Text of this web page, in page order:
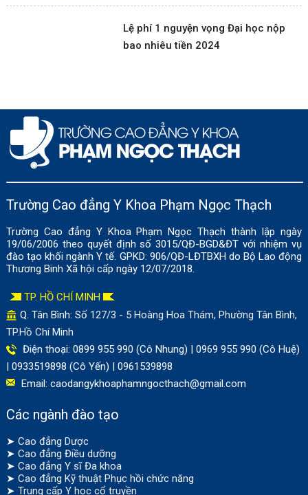
Lệ phí 1 nguyện vọng Đại học nộp
bao nhiêu tiền 2024
Trường Cao đẳng Y Khoa Phạm Ngọc Thạch
Trường Cao đẳng Y Khoa Phạm Ngọc Thạch thành lập ngày
19/06/2006 theo quyết định số 3015/QĐ-BGD&ĐT với nhiệm vụ
đào tạo khối ngành Y tế. GPKD: 906/QĐ-LĐTBXH do Bộ Lao động
Thương Binh Xã hội cấp ngày 12/07/2018.
TP. HỒ CHÍ MINH
Q. Tân Bình: Số 127/3 - 5 Hoàng Hoa Thám, Phường Tân Bình,
TP.Hồ Chí Minh
Điện thoại: 0899 955 990 (Cô Nhung) | 0969 955 990 (Cô Huệ)
| 0933519898 (Cô Yến) | 0961539898
Email: caodangykhoaphamngocthach@gmail.com
Các ngành đào tạo
➤ Cao đẳng Dược
➤ Cao đẳng Điều dưỡng
➤ Cao đẳng Y sĩ Đa khoa
➤ Cao đẳng Kỹ thuật Phục hồi chức năng
➤ Trung cấp Y học cổ truyền